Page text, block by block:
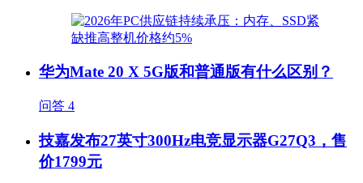
华为Mate 20 X 5G版和普通版有什么区别？
问答 4
技嘉发布27英寸300Hz电竞显示器G27Q3，售
价1799元